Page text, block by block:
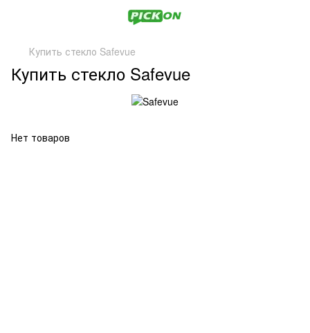
Купить стекло Safevue
Купить стекло Safevue
Нет товаров